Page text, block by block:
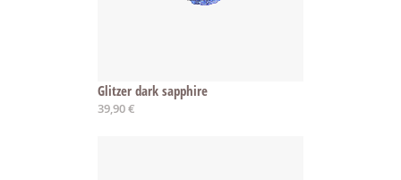
Glitzer dark sapphire
39,90 €